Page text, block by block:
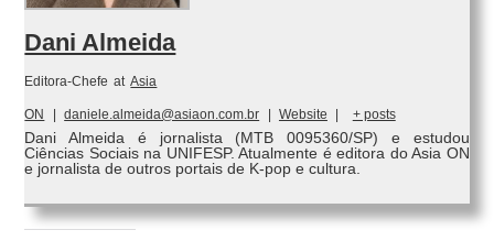
Dani Almeida
Editora-Chefe at Asia
ON | daniele.almeida@asiaon.com.br | Website | + posts
Dani Almeida é jornalista (MTB 0095360/SP) e estudou
Ciências Sociais na UNIFESP. Atualmente é editora do Asia ON
e jornalista de outros portais de K-pop e cultura.